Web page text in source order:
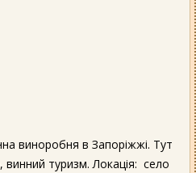
виноробня в Запоріжжі. Тут
туризм. Локація: село